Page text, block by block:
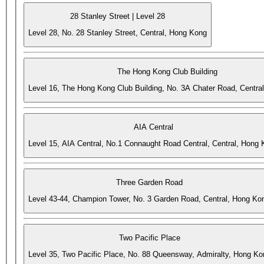
28 Stanley Street | Level 28
Level 28, No. 28 Stanley Street, Central, Hong Kong
The Hong Kong Club Building
Level 16, The Hong Kong Club Building, No. 3A Chater Road,
AIA Central
Level 15, AIA Central, No.1 Connaught Road Central, Central, Hong
Three Garden Road
Level 43-44, Champion Tower, No. 3 Garden Road, Central, Hong
Two Pacific Place
Level 35, Two Pacific Place, No. 88 Queensway, Admiralty, Hong